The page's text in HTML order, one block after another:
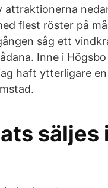
attraktionerna
flest röster på
såg ett
Inne i
haft ytterligare
säljes